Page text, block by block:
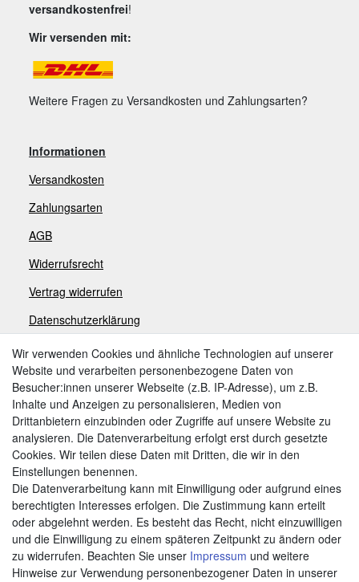
versandkostenfrei!
Wir versenden mit:
Weitere Fragen zu Versandkosten und Zahlungsarten?
Informationen
Versandkosten
Zahlungsarten
AGB
Widerrufsrecht
Vertrag widerrufen
Datenschutzerklärung
Impressum
Zahlungsarten
Weitere Zahlungsarten:
Kauf auf Rechnung
Vorkasse
Hier sind wir
Wir verwenden Cookies und ähnliche Technologien auf unserer
Website und verarbeiten personenbezogene Daten von
Besucher:innen unserer Webseite (z.B. IP-Adresse), um z.B.
Inhalte und Anzeigen zu personalisieren, Medien von
Drittanbietern einzubinden oder Zugriffe auf unsere Website zu
analysieren. Die Datenverarbeitung erfolgt erst durch gesetzte
Cookies. Wir teilen diese Daten mit Dritten, die wir in den
Einstellungen benennen.
Die Datenverarbeitung kann mit Einwilligung oder aufgrund eines
berechtigten Interesses erfolgen. Die Zustimmung kann erteilt
oder abgelehnt werden. Es besteht das Recht, nicht einzuwilligen
und die Einwilligung zu einem späteren Zeitpunkt zu ändern oder
zu widerrufen. Beachten Sie unser Impressum und weitere
Hinweise zur Verwendung personenbezogener Daten in unserer